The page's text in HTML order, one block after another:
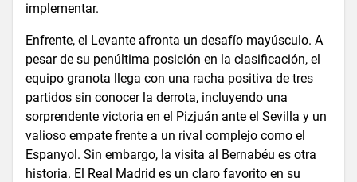
implementar.
Enfrente, el Levante afronta un desafío mayúsculo. A
pesar de su penúltima posición en la clasificación, el
equipo granota llega con una racha positiva de tres
partidos sin conocer la derrota, incluyendo una
sorprendente victoria en el Pizjuán ante el Sevilla y un
valioso empate frente a un rival complejo como el
Espanyol. Sin embargo, la visita al Bernabéu es otra
historia. El Real Madrid es un claro favorito en su